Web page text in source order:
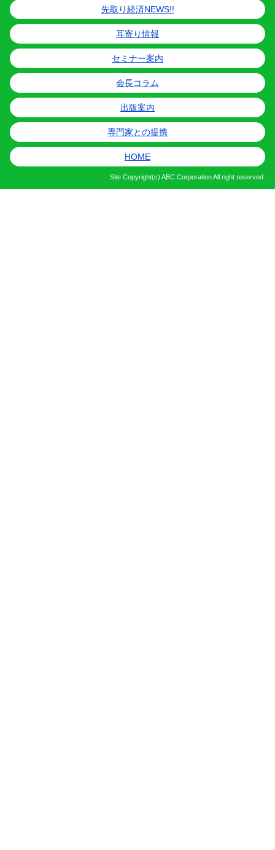
先取り経済NEWS!!
耳寄り情報
セミナー案内
会長コラム
出版案内
専門家との提携
HOME
Site Copyright(c) ABC Corporation All right reserved.